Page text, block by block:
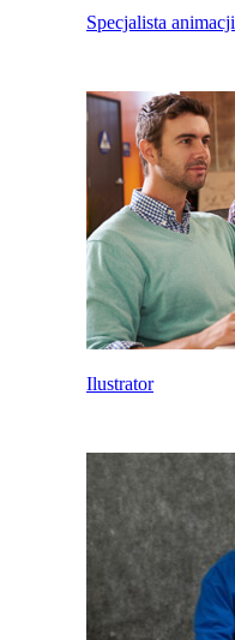
Specjalista animacji
Ilustrator